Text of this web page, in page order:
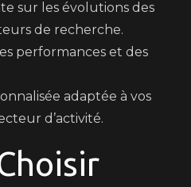
sur les évolutions des
de recherche.
performances et des
adaptée à vos
d’activité.